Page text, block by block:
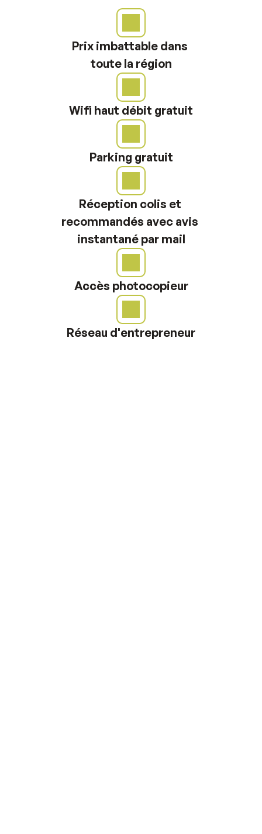
Prix imbattable dans
toute la région
Wifi haut débit gratuit
Parking gratuit
Réception colis et
recommandés avec avis
instantané par mail
Accès photocopieur
Réseau d'entrepreneur